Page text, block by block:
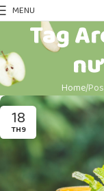
MENU
Tag
Home
18
TH9